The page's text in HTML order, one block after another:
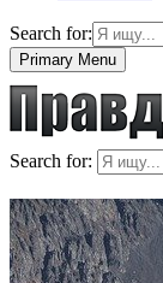
Search for:
Primary Menu
Search for: